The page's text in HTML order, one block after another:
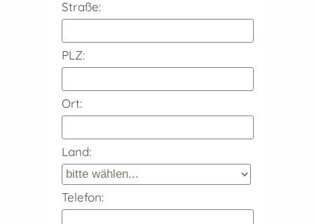
Straße:
PLZ:
Ort:
Land:
Telefon: